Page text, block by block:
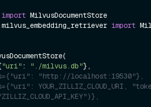
import
import
"uri" : "./milvus.db"},
"http://localhost:19530"},
YOUR_ZILLIZ_CLOUD_URI,